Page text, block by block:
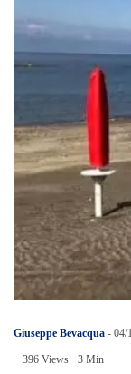
Giuseppe Bevacqua - 04/
396 Views 3 Min